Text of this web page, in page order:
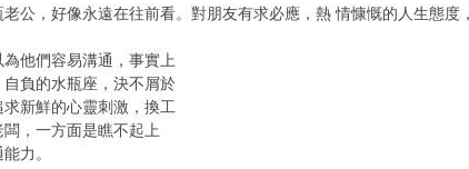
公，好像永遠在往前看。對朋友有求必應，熱 情慷慨的人生態度
他們容易溝通，事實上
負的水瓶座，決不屑於
新鮮的心靈刺激，換工
，一方面是瞧不起上
力。